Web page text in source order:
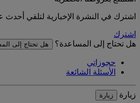
اشترك في النشرة الإخبارية لتلقي أحدث
اشترك
هل تحتاج إلى المساعدة؟
هل تحتاج إلى
حجوزاتي
الأسئلة الشائعة
زيارة زيارة